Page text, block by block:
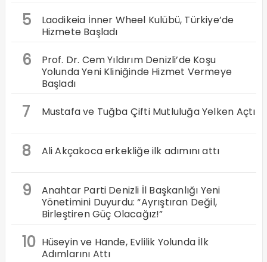
5
Laodikeia İnner Wheel Kulübü, Türkiye’de
Hizmete Başladı
6
Prof. Dr. Cem Yıldırım Denizli’de Koşu
Yolunda Yeni Kliniğinde Hizmet Vermeye
Başladı
7 Mustafa ve Tuğba Çifti Mutluluğa Yelken Açtı
8 Ali Akçakoca erkekliğe ilk adımını attı
9
Anahtar Parti Denizli İl Başkanlığı Yeni
Yönetimini Duyurdu: “Ayrıştıran Değil,
Birleştiren Güç Olacağız!”
10 Hüseyin ve Hande, Evlilik Yolunda İlk
Adımlarını Attı